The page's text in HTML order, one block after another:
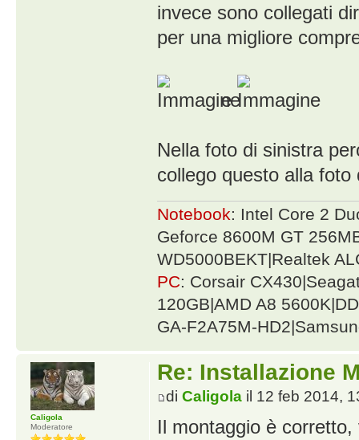
invece sono collegati
per una migliore
e
Nella foto di sinistra
collego questo alla
Notebook: Intel Core 2
Geforce 8600M GT
WD5000BEKT|Realtek
PC: Corsair
120GB|AMD A8
GA-F2A75M-
Re: Installazione
di Caligolail 12 feb 2014,
Il montaggio è
Caligola
Moderatore